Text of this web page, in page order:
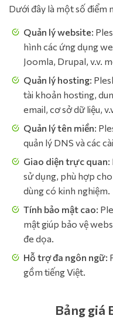
Dưới đây là một số điểm
Quản lý website:
hình các ứng dụng
Joomla, Drupal, v.v.
Quản lý hosting:
tài khoản hosting,
email, cơ sở dữ liệu,
Quản lý tên miền:
quản lý DNS và các
Giao diện trực quan:
sử dụng, phù hợp
dùng có kinh nghiệm.
Tính bảo mật cao:
mật giúp bảo vệ
đe dọa.
Hỗ trợ đa ngôn ngữ:
gồm tiếng Việt.
Bảng giá